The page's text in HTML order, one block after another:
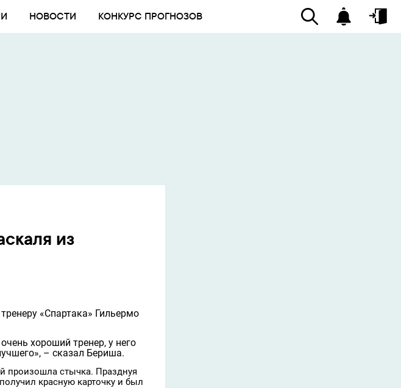
НОВОСТИ КОНКУРС ПРОГНОЗОВ
из
«Спартака» Гильермо
хороший тренер, у него
– сказал Бериша.
произошла стычка. Празднуя
красную карточку и был